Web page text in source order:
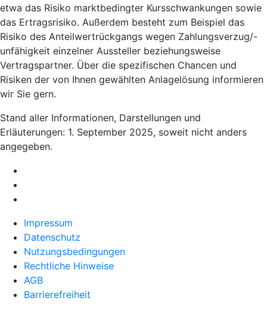
etwa das Risiko marktbedingter Kursschwankungen sowie
das Ertragsrisiko. Außerdem besteht zum Beispiel das
Risiko des Anteilwertrückgangs wegen Zahlungsverzug/-
unfähigkeit einzelner Aussteller beziehungsweise
Vertragspartner. Über die spezifischen Chancen und
Risiken der von Ihnen gewählten Anlagelösung informieren
wir Sie gern.
Stand aller Informationen, Darstellungen und
Erläuterungen: 1. September 2025, soweit nicht anders
angegeben.
Impressum
Datenschutz
Nutzungsbedingungen
Rechtliche Hinweise
AGB
Barrierefreiheit